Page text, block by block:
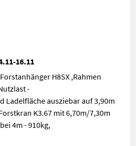
16.11
H8SX ,Rahmen
-
Ladelfläche ausziebar auf 3,90m
K3.67 mit 6,70m/7,30m
4m - 910kg,